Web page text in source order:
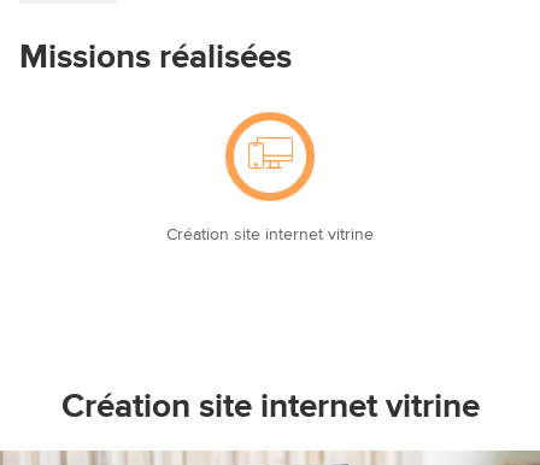
Missions réalisées
Création site internet vitrine
Création site internet vitrine